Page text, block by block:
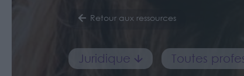
Retour aux ressources
Juridique Toutes